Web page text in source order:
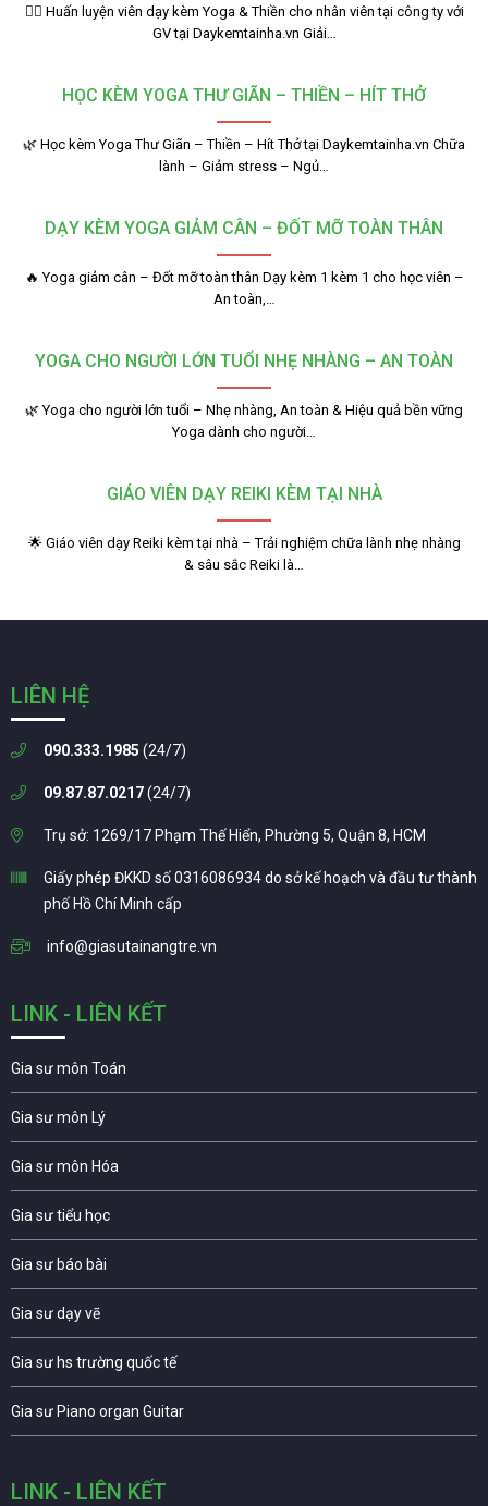
🧘‍♂️ Huấn luyện viên dạy kèm Yoga & Thiền cho nhân viên tại công ty với
GV tại Daykemtainha.vn Giải…
HỌC KÈM YOGA THƯ GIÃN – THIỀN – HÍT THỞ
🌿 Học kèm Yoga Thư Giãn – Thiền – Hít Thở tại Daykemtainha.vn Chữa
lành – Giảm stress – Ngủ…
DẠY KÈM YOGA GIẢM CÂN – ĐỐT MỠ TOÀN THÂN
🔥 Yoga giảm cân – Đốt mỡ toàn thân Dạy kèm 1 kèm 1 cho học viên –
An toàn,…
YOGA CHO NGƯỜI LỚN TUỔI NHẸ NHÀNG – AN TOÀN
🌿 Yoga cho người lớn tuổi – Nhẹ nhàng, An toàn & Hiệu quả bền vững
Yoga dành cho người…
GIÁO VIÊN DẠY REIKI KÈM TẠI NHÀ
🌟 Giáo viên dạy Reiki kèm tại nhà – Trải nghiệm chữa lành nhẹ nhàng
& sâu sắc Reiki là…
LIÊN HỆ
090.333.1985 (24/7)
09.87.87.0217(24/7)
Trụ sở: 1269/17 Phạm Thế Hiển, Phường 5, Quận 8, HCM
Giấy phép ĐKKD số 0316086934 do sở kế hoạch và đầu tư thành
phố Hồ Chí Minh cấp
info@giasutainangtre.vn
LINK - LIÊN KẾT
Gia sư môn Toán
Gia sư môn Lý
Gia sư môn Hóa
Gia sư tiểu học
Gia sư báo bài
Gia sư dạy vẽ
Gia sư hs trường quốc tế
Gia sư Piano organ Guitar
LINK - LIÊN KẾT